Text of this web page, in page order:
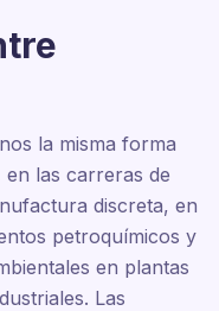
la misma forma
en las carreras de
discreta, en
petroquímicos y
en plantas
Las